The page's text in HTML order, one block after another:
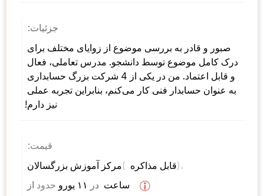
جزئیات:
صبور و قادر به بررسی موضوع از زوایای مختلف برای
نیز دارم!
قیمت:
مرکز آموزش بزرگسالان ( قابل مذاکره )،
از حدود در ساعت